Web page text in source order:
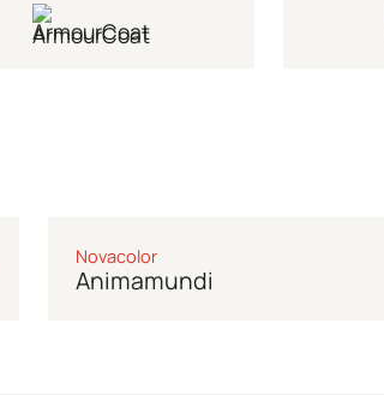
ArmourCoat
Novacolor
Animamundi